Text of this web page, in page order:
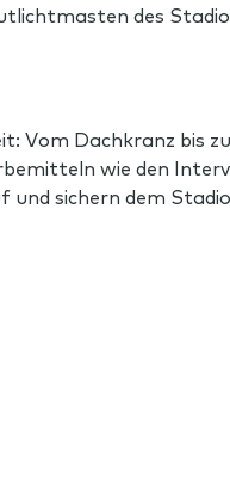
des
Dachkranz bis
wie den
sichern dem